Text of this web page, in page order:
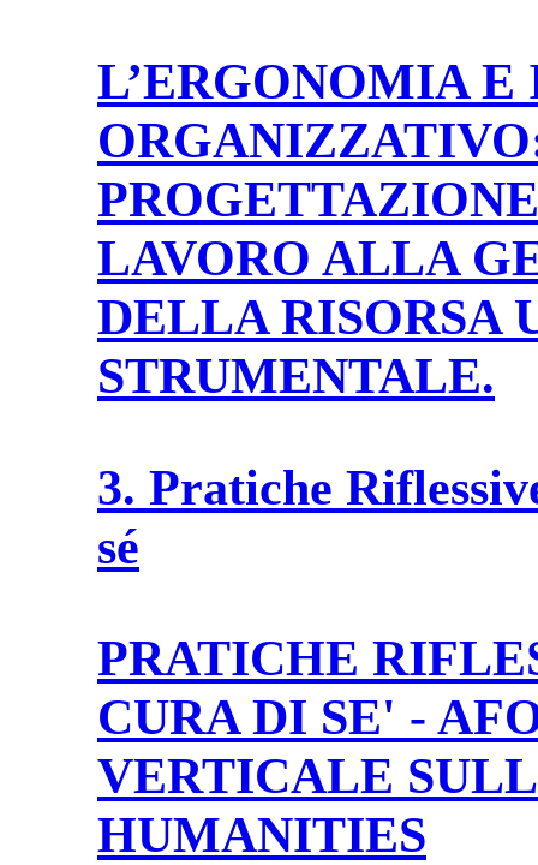
L’ERGONOMIA E
LAVORO ALLA
DELLA RISORSA
STRUMENTALE.
3. Pratiche
sé
PRATICHE
CURA DI SE' -
VERTICALE
HUMANITIES